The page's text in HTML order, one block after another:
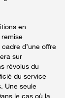
en
d’une offre
sur
révolus du
du service
Une seule
le cas où la